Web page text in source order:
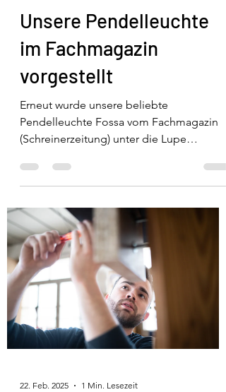
Unsere Pendelleuchte
im Fachmagazin
vorgestellt
Erneut wurde unsere beliebte
Pendelleuchte Fossa vom Fachmagazin
(Schreinerzeitung) unter die Lupe
22. Feb. 2025 1 Min. Lesezeit